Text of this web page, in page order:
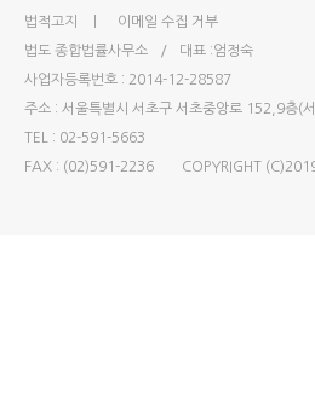
법적고지 ㅣ
이메일 수집 거부
법도 종합법률사무소
/
대표 :엄정숙
사업자등록번호 : 2014-12-28587
주소 : 서울특별시 서초구 서초중앙로 152,9층(
TEL : 02-591-5663
FAX : (02)591-2236 COPYRIGHT